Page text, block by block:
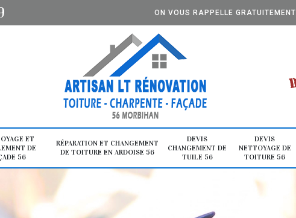
ON VOUS RAPPELLE GRATUITEMENT
ET
DE
56
RÉPARATION ET CHANGEMENT
DE TOITURE EN ARDOISE 56
DEVIS
CHANGEMENT DE
TUILE 56
DEVIS
NETTOYAGE DE
TOITURE 56